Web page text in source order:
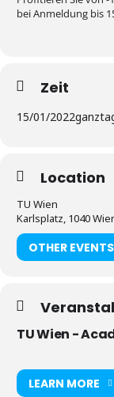
bei Anmeldung bis
Zeit
15/01/2022
Location
TU Wien
Karlsplatz, 1040
OTHER EVENTS
TU Wien -
LEARN MORE